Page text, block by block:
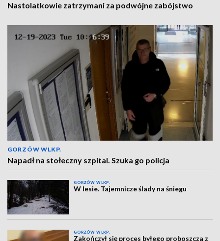
Nastolatkowie zatrzymani za podwójne zabójstwo
GORZÓW WLKP.
Napadł na stołeczny szpital. Szuka go policja
GORZÓW WLKP.
W lesie. Tajemnicze ślady na śniegu
GORZÓW WLKP.
Zakończył się proces byłego proboszcza z